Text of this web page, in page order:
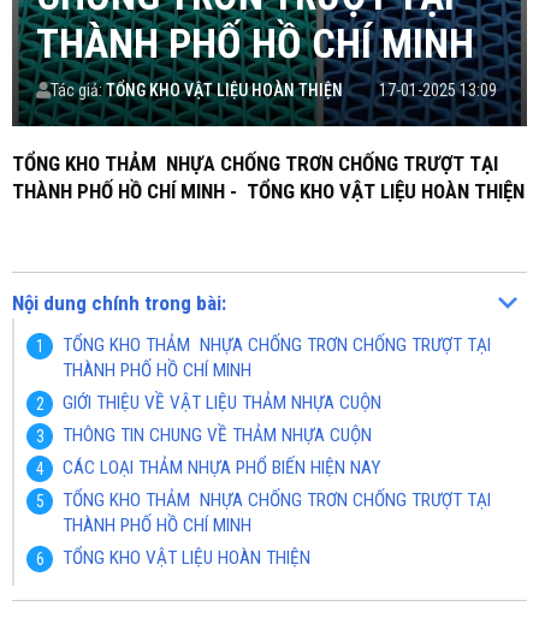
THÀNH PHỐ HỒ CHÍ MINH
Tác giả:TỔNG KHO VẬT LIỆU HOÀN THIỆN 17-01-2025 13:09
TỔNG KHO THẢM NHỰA CHỐNG TRƠN CHỐNG TRƯỢT TẠI
THÀNH PHỐ HỒ CHÍ MINH - TỔNG KHO VẬT LIỆU HOÀN THIỆN
Nội dung chính trong bài:
TỔNG KHO THẢM NHỰA CHỐNG TRƠN CHỐNG TRƯỢT TẠI
THÀNH PHỐ HỒ CHÍ MINH
GIỚI THIỆU VỀ VẬT LIỆU THẢM NHỰA CUỘN
THÔNG TIN CHUNG VỀ THẢM NHỰA CUỘN
CÁC LOẠI THẢM NHỰA PHỔ BIẾN HIỆN NAY
TỔNG KHO THẢM NHỰA CHỐNG TRƠN CHỐNG TRƯỢT TẠI
THÀNH PHỐ HỒ CHÍ MINH
TỔNG KHO VẬT LIỆU HOÀN THIỆN